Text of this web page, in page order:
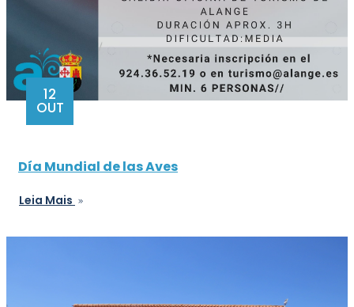
12
OUT
Día Mundial de las Aves
Leia Mais